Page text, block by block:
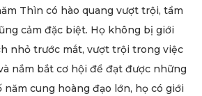
Thìn có hào quang vượt trội, tầm
cảm đặc biệt. Họ không bị giới
nhỏ trước mắt, vượt trội trong việc
nắm bắt cơ hội để đạt được những
năm cung hoàng đạo lớn, họ có giới